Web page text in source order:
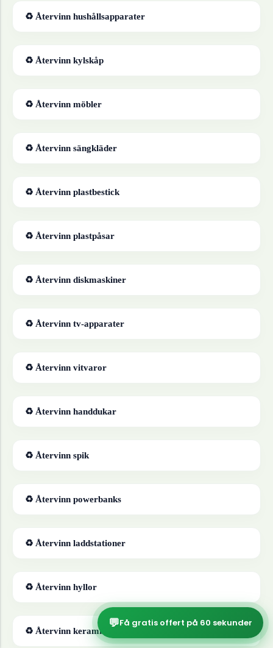
♻ Återvinn hushållsapparater
♻ Återvinn kylskåp
♻ Återvinn möbler
♻ Återvinn sängkläder
♻ Återvinn plastbestick
♻ Återvinn plastpåsar
♻ Återvinn diskmaskiner
♻ Återvinn tv-apparater
♻ Återvinn vitvaror
♻ Återvinn handdukar
♻ Återvinn spik
♻ Återvinn powerbanks
♻ Återvinn laddstationer
♻ Återvinn hyllor
♻ Återvinn keramik
💬Få gratis offert på 60 sekunder